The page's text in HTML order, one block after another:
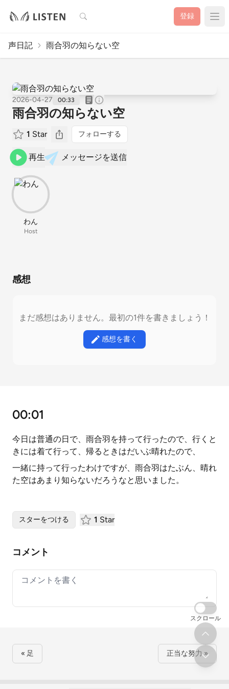
検索 登録
声日記 雨合羽の知らない空
2026-04-27 00:33
雨合羽の知らない空
1 Star フォローする
再生 メッセージを送信
わん
Host
感想
まだ感想はありません。最初の1件を書きましょう！
感想を書く
00:01
今日は普通の日で、雨合羽を持って行ったので、行くと
きには着て行って、帰るときはだいぶ晴れたので、
一緒に持って行ったわけですが、雨合羽はたぶん、晴れ
た空はあまり知らないだろうなと思いました。
スターをつける 1 Star
コメント
Your comment
« 足 正当な努力 »
スクロール